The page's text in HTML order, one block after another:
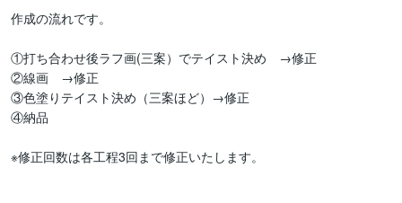
作成の流れです。
①打ち合わせ後ラフ画(三案）でテイスト決め　→修正
②線画　→修正
③色塗りテイスト決め（三案ほど）→修正
④納品
※修正回数は各工程3回まで修正いたします。